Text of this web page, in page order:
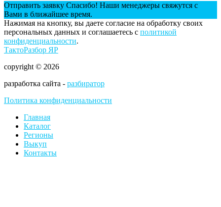
Отправить заявку Спасибо! Наши менеджеры свяжутся с
Вами в ближайшее время.
Нажимая на кнопку, вы даете согласие на обработку своих
персональных данных и соглашаетесь с политикой
конфиденциальности.
ТактоРазбор ЯР
copyright © 2026
разработка сайта - разбиратор
Политика конфиденциальности
Главная
Каталог
Регионы
Выкуп
Контакты